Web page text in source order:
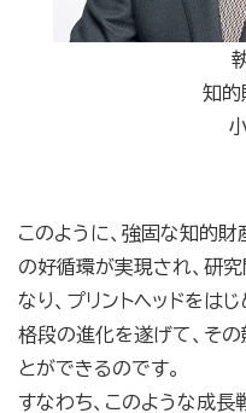
知的
このように、強固な知的
の好循環が実現され、研
なり、プリントヘッドをは
格段の進化を遂げて、そ
とができるのです。
すなわち、このような成長